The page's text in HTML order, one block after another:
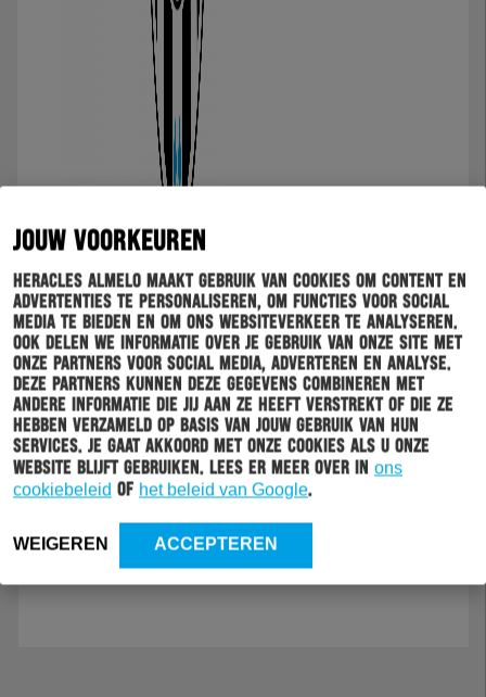
JOUW VOORKEUREN
Heracles Almelo maakt gebruik van cookies om content en
advertenties te personaliseren, om functies voor social
media te bieden en om ons websiteverkeer te analyseren.
Ook delen we informatie over je gebruik van onze site met
onze partners voor social media, adverteren en analyse.
Deze partners kunnen deze gegevens combineren met
andere informatie die jij aan ze heeft verstrekt of die ze
hebben verzameld op basis van jouw gebruik van hun
services. Je gaat akkoord met onze cookies als u onze
website blijft gebruiken. Lees er meer over in ons
cookiebeleid of het beleid van Google.
WEIGEREN ACCEPTEREN